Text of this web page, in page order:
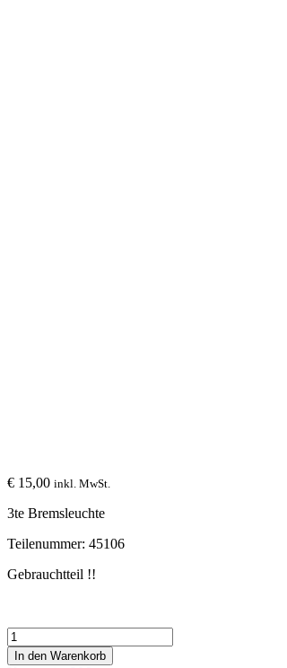
€ 15,00 inkl. MwSt.
3te Bremsleuchte
Teilenummer: 45106
Gebrauchtteil !!
3te
Bremsleuchte
In den Warenkorb